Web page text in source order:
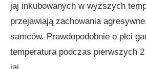
jaj inkubowanych w wyższych
przejawiają zachowania
samców. Prawdopodobnie o płci
temperatura podczas pierwszych